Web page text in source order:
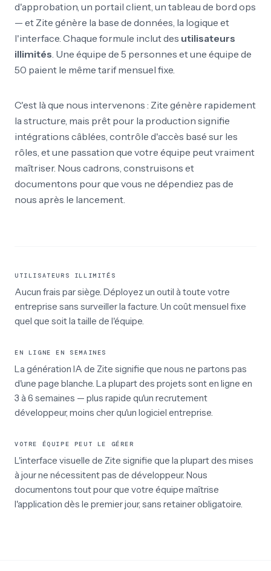
d'approbation, un portail client, un tableau de bord ops
— et Zite génère la base de données, la logique et
l'interface. Chaque formule inclut des utilisateurs
illimités. Une équipe de 5 personnes et une équipe de
50 paient le même tarif mensuel fixe.
C'est là que nous intervenons : Zite génère rapidement
la structure, mais prêt pour la production signifie
intégrations câblées, contrôle d'accès basé sur les
rôles, et une passation que votre équipe peut vraiment
maîtriser. Nous cadrons, construisons et
documentons pour que vous ne dépendiez pas de
nous après le lancement.
UTILISATEURS ILLIMITÉS
Aucun frais par siège. Déployez un outil à toute votre
entreprise sans surveiller la facture. Un coût mensuel fixe
quel que soit la taille de l'équipe.
EN LIGNE EN SEMAINES
La génération IA de Zite signifie que nous ne partons pas
d'une page blanche. La plupart des projets sont en ligne en
3 à 6 semaines — plus rapide qu'un recrutement
développeur, moins cher qu'un logiciel entreprise.
VOTRE ÉQUIPE PEUT LE GÉRER
L'interface visuelle de Zite signifie que la plupart des mises
à jour ne nécessitent pas de développeur. Nous
documentons tout pour que votre équipe maîtrise
l'application dès le premier jour, sans retainer obligatoire.